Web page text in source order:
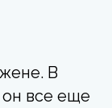
В
он все еще